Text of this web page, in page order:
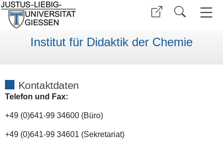
Institut für Didaktik der Chemie
Kontaktdaten
Telefon und Fax:
+49 (0)641-99 34600 (Büro)
+49 (0)641-99 34601 (Sekretariat)